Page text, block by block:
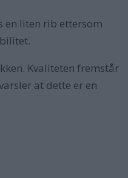
en liten rib ettersom
Kvaliteten fremstår
at dette er en